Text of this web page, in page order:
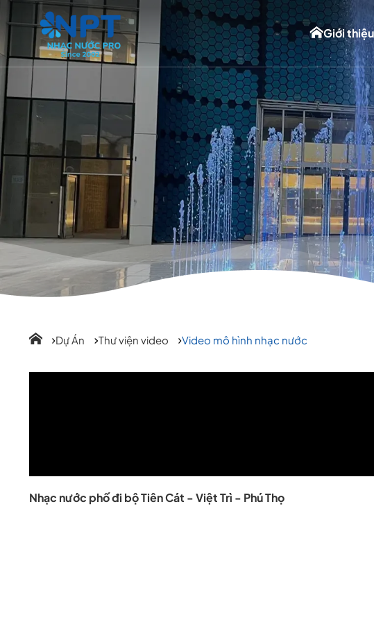
Giới thiệu
Dự Án Thư viện video Video mô hình nhạc nước
Nhạc nước phố đi bộ Tiên Cát - Việt Trì - Phú Thọ